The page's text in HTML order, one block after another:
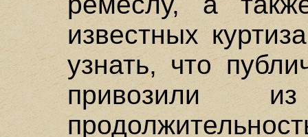
известных
узнать, что
привозили